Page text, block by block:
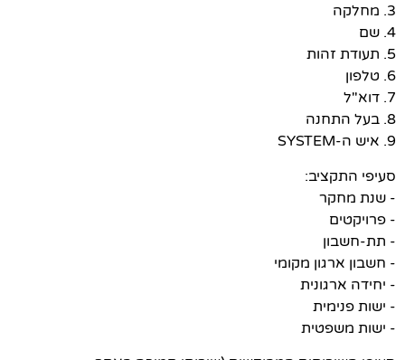
3. מחלקה
4. שם
5. תעודת זהות
6. טלפון
7. דוא"ל
8. בעל התחנה
9. איש ה-SYSTEM
סעיפי התקציב:
- שנת מחקר
- פרויקטים
- תת-חשבון
- חשבון ארגון מקומי
- יחידה ארגונית
- ישות פנימית
- ישות משפטית